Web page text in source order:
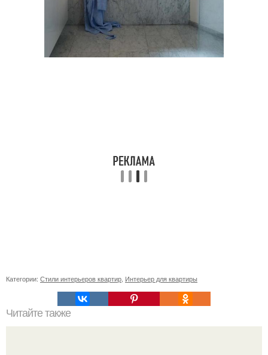
Категории: Стили интерьеров квартир Интерьер для квартиры
Читайте также